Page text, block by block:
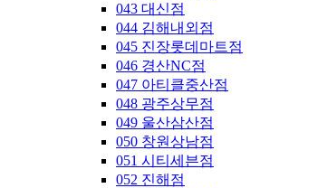
043 대신점
044 김해내외점
045 진장롯데마트점
046 경산NC점
047 아티클중산점
048 광주상무점
049 울산삼산점
050 창원상남점
051 시티세븐점
052 진해점